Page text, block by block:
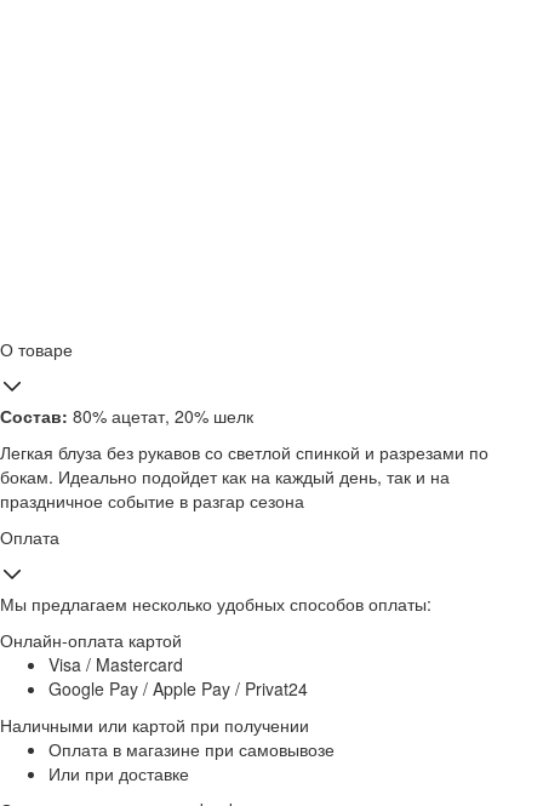
О товаре
Состав: 80% ацетат, 20% шелк
Легкая блуза без рукавов со светлой спинкой и разрезами по
бокам. Идеально подойдет как на каждый день, так и на
праздничное событие в разгар сезона
Оплата
Мы предлагаем несколько удобных способов оплаты:
Онлайн-оплата картой
Visa / Mastercard
Google Pay / Apple Pay / Privat24
Наличными или картой при получении
Оплата в магазине при самовывозе
Или при доставке